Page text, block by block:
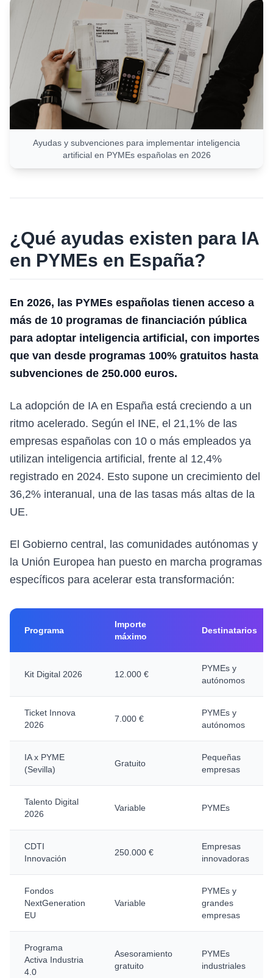
Ayudas y subvenciones para implementar inteligencia
artificial en PYMEs españolas en 2026
¿Qué ayudas existen para IA
en PYMEs en España?
En 2026, las PYMEs españolas tienen acceso a
más de 10 programas de financiación pública
para adoptar inteligencia artificial, con importes
que van desde programas 100% gratuitos hasta
subvenciones de 250.000 euros.
La adopción de IA en España está creciendo a un
ritmo acelerado. Según el INE, el 21,1% de las
empresas españolas con 10 o más empleados ya
utilizan inteligencia artificial, frente al 12,4%
registrado en 2024. Esto supone un crecimiento del
36,2% interanual, una de las tasas más altas de la
UE.
El Gobierno central, las comunidades autónomas y
la Unión Europea han puesto en marcha programas
específicos para acelerar esta transformación:
Programa
Importe
máximo
Destinatarios
Kit Digital 2026 12.000 €
PYMEs y
autónomos
Ticket Innova
2026
7.000 €
PYMEs y
autónomos
IA x PYME
(Sevilla)
Gratuito
Pequeñas
empresas
Talento Digital
2026
Variable PYMEs
CDTI
Innovación
250.000 €
Empresas
innovadoras
Fondos
NextGeneration
EU
Variable
PYMEs y
grandes
empresas
Programa
Activa Industria
4.0
Asesoramiento
gratuito
PYMEs
industriales